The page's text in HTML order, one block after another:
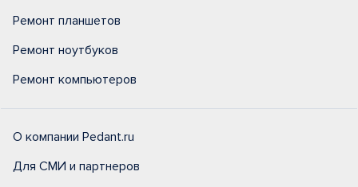
Ремонт планшетов
Ремонт ноутбуков
Ремонт компьютеров
О компании Pedant.ru
Для СМИ и партнеров